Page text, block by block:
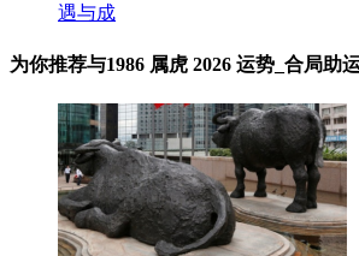
遇与成
为你推荐与1986 属虎 2026 运势_合局助